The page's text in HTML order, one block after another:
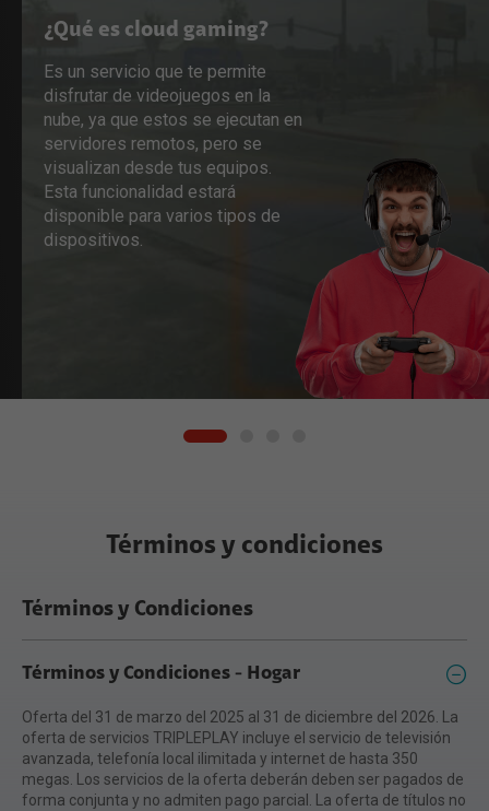
¿Qué es cloud gaming?
Es un servicio que te permite
disfrutar de videojuegos en la
nube, ya que estos se ejecutan en
servidores remotos, pero se
visualizan desde tus equipos.
Esta funcionalidad estará
disponible para varios tipos de
dispositivos.
Términos y condiciones
Términos y Condiciones
Términos y Condiciones - Hogar
Oferta del 31 de marzo del 2025 al 31 de diciembre del 2026. La
oferta de servicios TRIPLEPLAY incluye el servicio de televisión
avanzada, telefonía local ilimitada y internet de hasta 350
megas. Los servicios de la oferta deberán deben ser pagados de
forma conjunta y no admiten pago parcial. La oferta de títulos no